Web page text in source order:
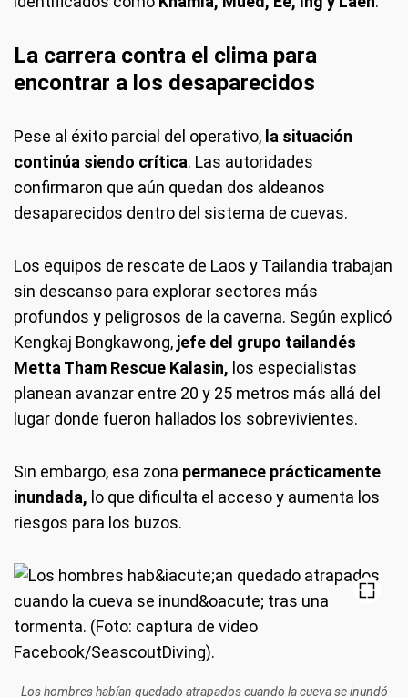
La carrera contra el clima para
encontrar a los desaparecidos
Pese al éxito parcial del operativo, la situación
continúa siendo crítica. Las autoridades
confirmaron que aún quedan dos aldeanos
desaparecidos dentro del sistema de cuevas.
Los equipos de rescate de Laos y Tailandia trabajan
sin descanso para explorar sectores más
profundos y peligrosos de la caverna. Según explicó
Kengkaj Bongkawong, jefe del grupo tailandés
Metta Tham Rescue Kalasin, los especialistas
planean avanzar entre 20 y 25 metros más allá del
lugar donde fueron hallados los sobrevivientes.
Sin embargo, esa zona permanece prácticamente
inundada, lo que dificulta el acceso y aumenta los
riesgos para los buzos.
Los hombres habían quedado atrapados cuando la cueva se inundó